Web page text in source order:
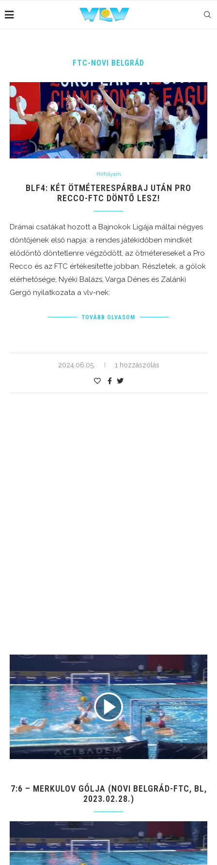
FTC-NOVI BELGRÁD
Hírfolyam
BLF4: KÉT ÖTMÉTERESPÁRBAJ UTÁN PRO
RECCO-FTC DÖNTŐ LESZ!
Drámai csatákat hozott a Bajnokok Ligája máltai négyes
döntőjének első napja: a rendes játékidőben mindkét
elődöntő döntetlenre végződött, az ötmétereseket a Pro
Recco és az FTC értékesítette jobban. Részletek, a gólok
elérhetősége, Nyéki Balázs, Varga Dénes és Zalánki
Gergő nyilatkozata a vlv-nek:
TOVÁBB OLVASOM
2024.06.05. 1 hozzászólás
7:6 – MERKULOV GÓLJA (NOVI BELGRÁD-FTC, BL,
2023.02.28.)